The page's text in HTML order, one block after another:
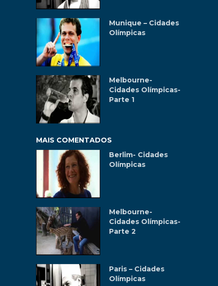
Munique – Cidades
Olímpicas
Melbourne-
Cidades Olímpicas-
Parte 1
MAIS COMENTADOS
Berlim- Cidades
Olímpicas
Melbourne-
Cidades Olímpicas-
Parte 2
Paris – Cidades
Olímpicas